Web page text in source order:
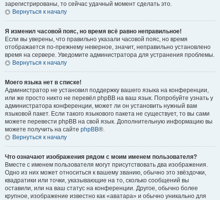
зарегистрированы, то сейчас удачный момент сделать это.
Вернуться к началу
Я изменил часовой пояс, но время всё равно неправильное!
Если вы уверены, что правильно указали часовой пояс, но время
отображается по-прежнему неверное, значит, неправильно установлено
время на сервере. Уведомите администратора для устранения проблемы.
Вернуться к началу
Моего языка нет в списке!
Администратор не установил поддержку вашего языка на конференции,
или же просто никто не перевёл phpBB на ваш язык. Попробуйте узнать у
администратора конференции, может ли он установить нужный вам
языковой пакет. Если такого языкового пакета не существует, то вы сами
можете перевести phpBB на свой язык. Дополнительную информацию вы
можете получить на сайте phpBB®.
Вернуться к началу
Что означают изображения рядом с моим именем пользователя?
Вместе с именем пользователя могут присутствовать два изображения.
Одно из них может относиться к вашему званию, обычно это звёздочки,
квадратики или точки, указывающие на то, сколько сообщений вы
оставили, или на ваш статус на конференции. Другое, обычно более
крупное, изображение известно как «аватара» и обычно уникально для